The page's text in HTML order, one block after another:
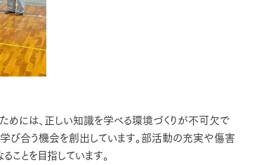
めには、正しい知識を学べる環境づくりが不可欠で
学び合う機会を創出しています。部活動の充実や傷害
ことを目指しています。